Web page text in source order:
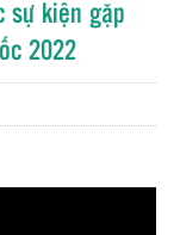
sự kiện gặp
2022